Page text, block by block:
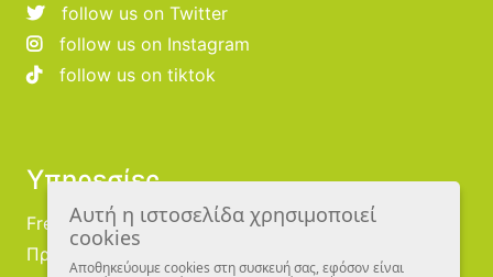
follow us on Twitter
follow us on Instagram
follow us on tiktok
Υπηρεσίες
Free Publishing
Προμηθευτές
Αυτή η ιστοσελίδα χρησιμοποιεί
cookies
Αποθηκεύουμε cookies στη συσκευή σας, εφόσον είναι